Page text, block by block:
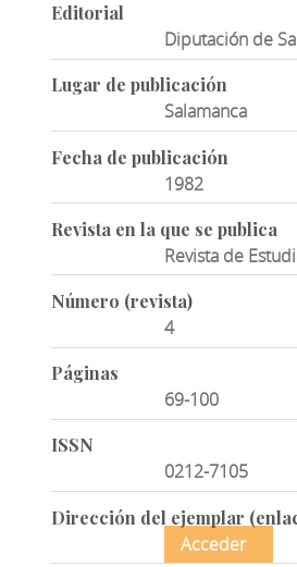
Editorial
Diputación de
Lugar de publicación
Salamanca
Fecha de publicación
1982
Revista en la que se publica
Revista de
Número (revista)
4
Páginas
69-100
ISSN
0212-7105
Dirección del ejemplar
Acceder